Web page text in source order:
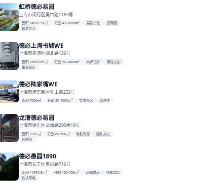
虹桥德必易园
上海市闵行区吴中路1189号
面积 24997.91㎡ 分割 47-1000m² 高性价比
近商圈
精装办公
德必上海书城WE
上海市黄浦区湖北路136号
面积 26678.65㎡ 分割 50-1400m² 大师设计
潮流文创
垂直园区
德必陆家嘴WE
上海市浦东新区乳山路233号
面积 7000㎡ 分割 30-1000m² 智慧办公 森林里
龙漕德必易园
上海市徐汇区龙漕路200弄19号
面积 2352㎡ 分割 60-500㎡ 地铁为邻
独栋办公
园林风
德必愚园1890
上海市长宁区愚园路716号
面积 14976.8m² 分割 100-400m² 花园洋房
独栋建筑
欧式风格